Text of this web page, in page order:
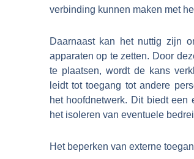
verbinding kunnen maken met
Daarnaast kan het nuttig zijn
apparaten op te zetten. Door
te plaatsen, wordt de kans
leidt tot toegang tot andere
het hoofdnetwerk. Dit biedt
het isoleren van eventuele
Het beperken van externe